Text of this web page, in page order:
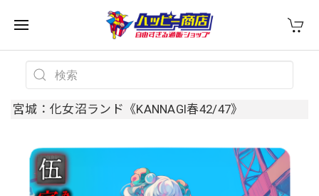
宮城：化女沼ランド《KANNAGI春42/47》